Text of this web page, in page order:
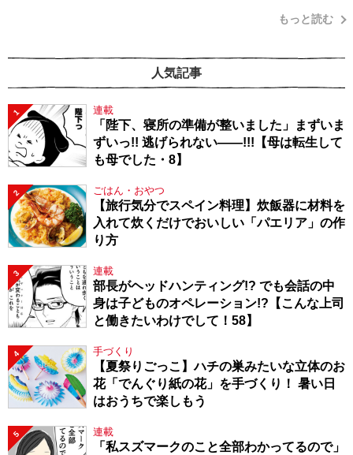
もっと読む
人気記事
1 連載
「陛下、寝所の準備が整いました」まずいま
ずいっ!! 逃げられない――!!!【母は転生して
も母でした・8】
2 ごはん・おやつ
【旅行気分でスペイン料理】炊飯器に材料を
入れて炊くだけでおいしい「パエリア」の作
り方
3 連載
部長がヘッドハンティング!? でも会話の中
身は子どものオペレーション!?【こんな上司
と働きたいわけでして！58】
4 手づくり
【夏祭りごっこ】ハチの巣みたいな立体のお
花「でんぐり紙の花」を手づくり！ 暑い日
はおうちで楽しもう
5 連載
「私スズマークのこと全部わかってるので」